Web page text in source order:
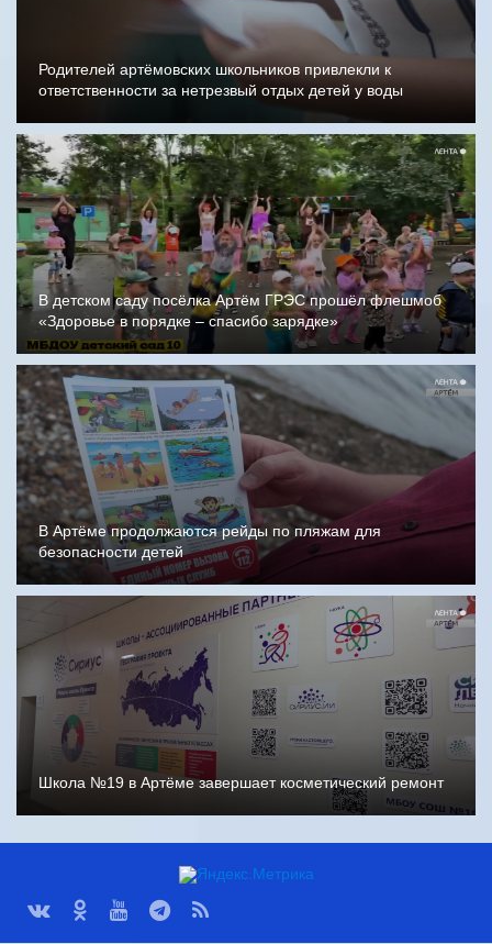
Родителей артёмовских школьников привлекли к
ответственности за нетрезвый отдых детей у воды
В детском саду посёлка Артём ГРЭС прошёл флешмоб
«Здоровье в порядке – спасибо зарядке»
В Артёме продолжаются рейды по пляжам для
безопасности детей
Школа №19 в Артёме завершает косметический ремонт